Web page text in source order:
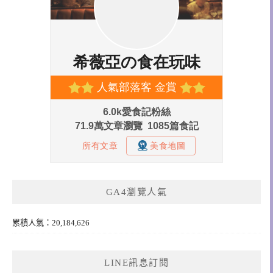
GA4瀏覽人氣
累積人氣：20,184,626
LINE訊息訂閱